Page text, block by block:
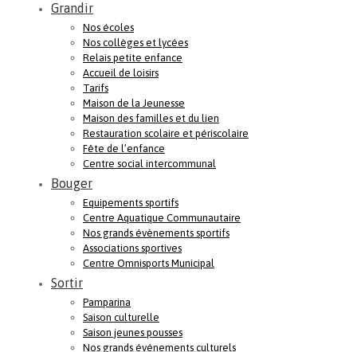
Grandir
Nos écoles
Nos collèges et lycées
Relais petite enfance
Accueil de loisirs
Tarifs
Maison de la Jeunesse
Maison des familles et du lien
Restauration scolaire et périscolaire
Fête de l’enfance
Centre social intercommunal
Bouger
Equipements sportifs
Centre Aquatique Communautaire
Nos grands évènements sportifs
Associations sportives
Centre Omnisports Municipal
Sortir
Pamparina
Saison culturelle
Saison jeunes pousses
Nos grands événements culturels